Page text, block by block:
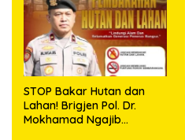
STOP Bakar Hutan dan
Lahan! Brigjen Pol. Dr.
Mokhamad Ngajib